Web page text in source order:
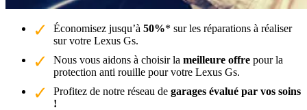
Économisez jusqu’à 50%* sur les réparations à réaliser
sur votre Lexus Gs.
Nous vous aidons à choisir la meilleure offre pour la
protection anti rouille pour votre Lexus Gs.
Profitez de notre réseau de garages évalué par vos soins
!